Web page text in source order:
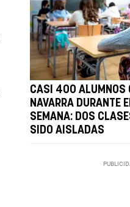
CASI 400 ALUMNOS
NAVARRA DURANTE
SEMANA: DOS
SIDO AISLADAS